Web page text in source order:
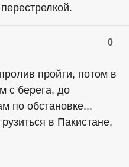
0
пройти, потом в
с берега, до
по обстановке...
в Пакистане,